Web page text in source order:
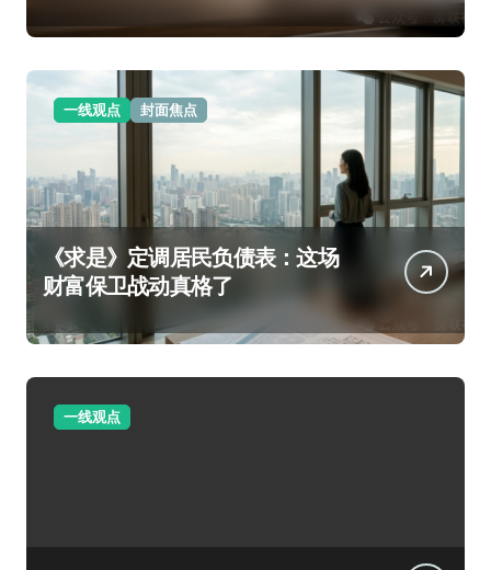
一线观点 封面焦点
《求是》定调居民负债表：这场
财富保卫战动真格了
一线观点